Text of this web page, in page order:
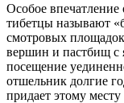
Особое впечатление
тибетцы называют
смотровых
вершин и пастбищ с
посещение
отшельник долгие
придает этому